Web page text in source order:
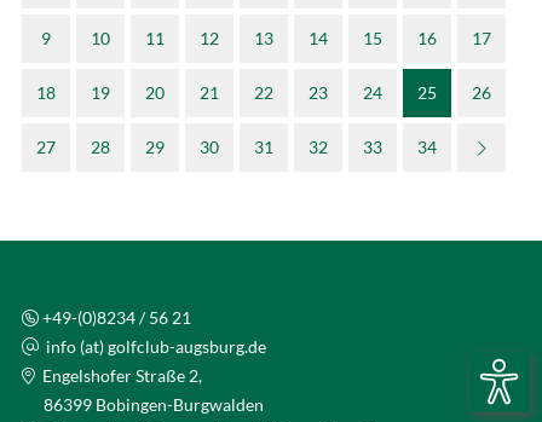
9 10 11 12 13 14 15 16 17
18 19 20 21 22 23 24 25 26
27 28 29 30 31 32 33 34
+49-(0)8234 / 56 21
info (at) golfclub-augsburg.de
Engelshofer Straße 2,
86399 Bobingen-Burgwalden